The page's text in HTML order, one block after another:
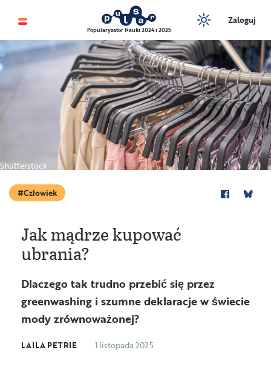
Popularyzator Nauki 2024 i 2025
Zaloguj
Shutterstock
Człowiek
Jak mądrze kupować
ubrania?
Dlaczego tak trudno przebić się przez
greenwashing i szumne deklaracje w świecie
mody zrównoważonej?
LAILA PETRIE 1 listopada 2025